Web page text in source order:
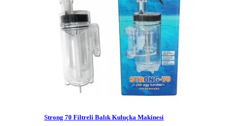
Strong 70 Filtreli Balık Kuluçka Makinesi